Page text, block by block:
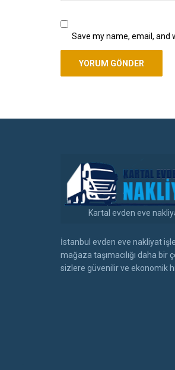
Save my name, email, and
Kartal evden eve
İstanbul evden eve nakliyat
mağaza taşımacılığı daha bir
sizlere güvenilir ve ekonomik